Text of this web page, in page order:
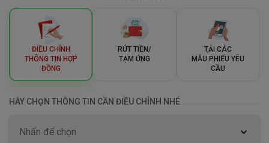
ĐIỀU CHỈNH
THÔNG TIN HỢP
ĐỒNG
RÚT TIỀN/
TẠM ỨNG
TẢI CÁC
MẪU PHIẾU YÊU
CẦU
HÃY CHỌN THÔNG TIN CẦN ĐIỀU CHỈNH NHÉ
Nhấn để chọn